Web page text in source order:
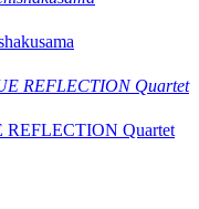
Quartet